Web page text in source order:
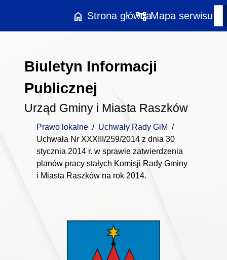
home Strona główna
account_treeMapa serwisu
Biuletyn Informacji
Publicznej
Urząd Gminy i Miasta Raszków
Prawo lokalne / Uchwały Rady GiM /
Uchwała Nr XXXIII/259/2014 z dnia 30
stycznia 2014 r. w sprawie zatwierdzenia
planów pracy stałych Komisji Rady Gminy
i Miasta Raszków na rok 2014.